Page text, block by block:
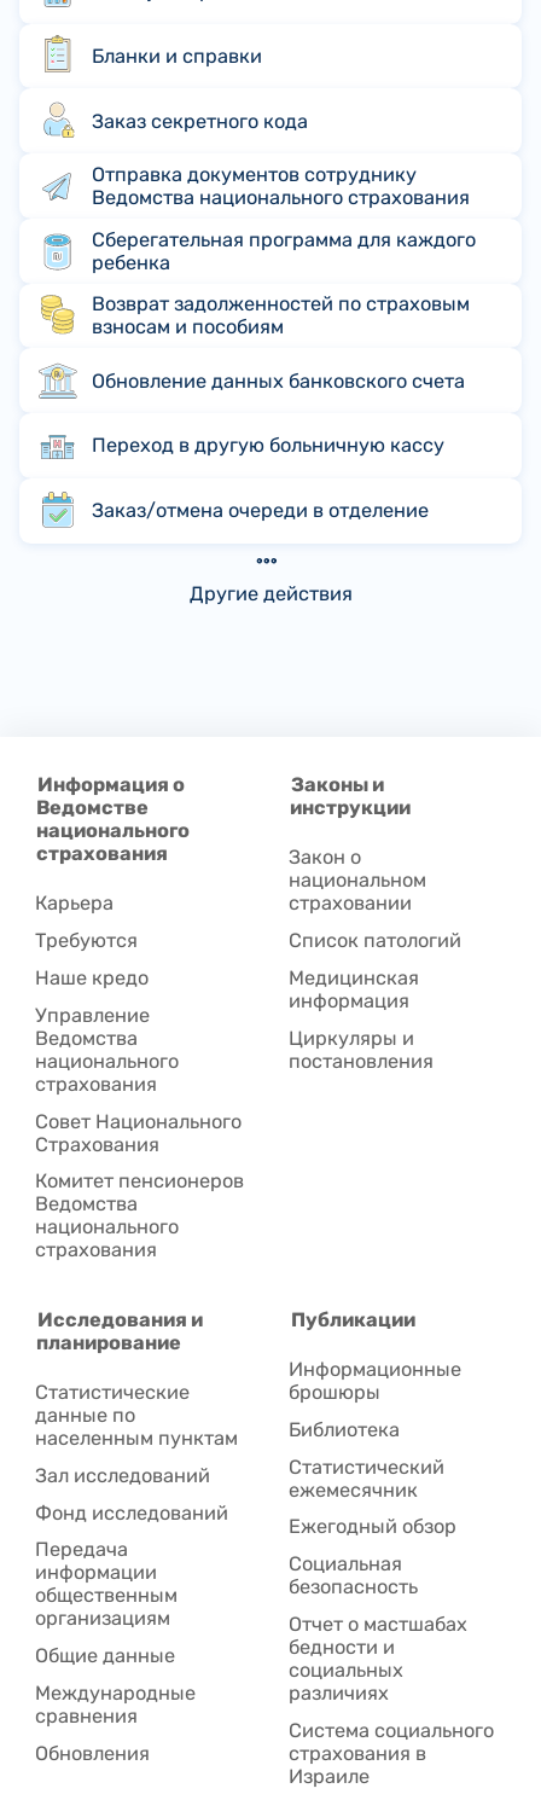
Бланки и справки
Заказ секретного кода
Отправка документов сотруднику
Ведомства национального страхования
Сберегательная программа для каждого
ребенка
Возврат задолженностей по страховым
взносам и пособиям
Обновление данных банковского счета
Переход в другую больничную кассу
Заказ/отмена очереди в отделение
Другие действия
Информация о
Ведомстве
национального
страхования
Карьера
Требуются
Наше кредо
Управление
Ведомства
национального
страхования
Совет Национального
Cтрахования
Комитет пенсионеров
Ведомства
национального
страхования
Законы и
инструкции
Закон о
национальном
страховании
Список патологий
Медицинская
информация
Циркуляры и
постановления
Исследования и
планирование
Статистические
данные по
населенным пунктам
Зал исследований
Фонд исследований
Передача
информации
общественным
организациям
Общие данные
Международные
сравнения
Обновления
Публикации
Информационные
брошюры
Библиотека
Статистический
ежемесячник
Ежегодный обзор
Социальная
безопасность
Отчет о мастшабах
бедности и
социальных
различиях
Система социального
страхования в
Израиле